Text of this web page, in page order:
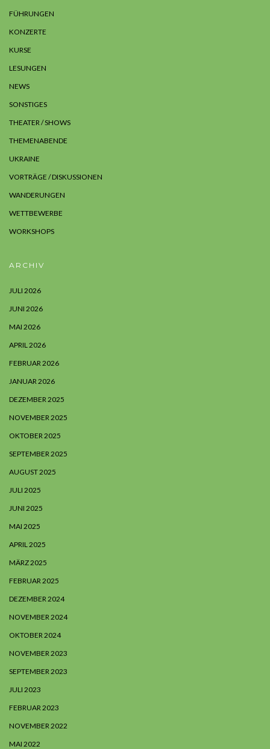
FÜHRUNGEN
KONZERTE
KURSE
LESUNGEN
NEWS
SONSTIGES
THEATER / SHOWS
THEMENABENDE
UKRAINE
VORTRÄGE / DISKUSSIONEN
WANDERUNGEN
WETTBEWERBE
WORKSHOPS
ARCHIV
JULI 2026
JUNI 2026
MAI 2026
APRIL 2026
FEBRUAR 2026
JANUAR 2026
DEZEMBER 2025
NOVEMBER 2025
OKTOBER 2025
SEPTEMBER 2025
AUGUST 2025
JULI 2025
JUNI 2025
MAI 2025
APRIL 2025
MÄRZ 2025
FEBRUAR 2025
DEZEMBER 2024
NOVEMBER 2024
OKTOBER 2024
NOVEMBER 2023
SEPTEMBER 2023
JULI 2023
FEBRUAR 2023
NOVEMBER 2022
MAI 2022